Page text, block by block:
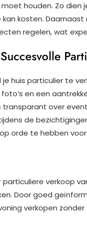
houden. Zo
kosten.
regelen, wat
je huis particulier te
en een
transparant over
de
orde te hebben
particuliere verkoop
Door goed
verkopen